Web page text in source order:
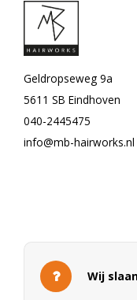
Geldropseweg 9a
5611 SB Eindhoven
040-2445475
info@mb-hairworks.nl
Wij